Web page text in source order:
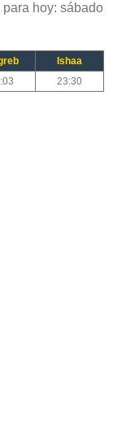
para hoy: sábado
Ishaa
23:30